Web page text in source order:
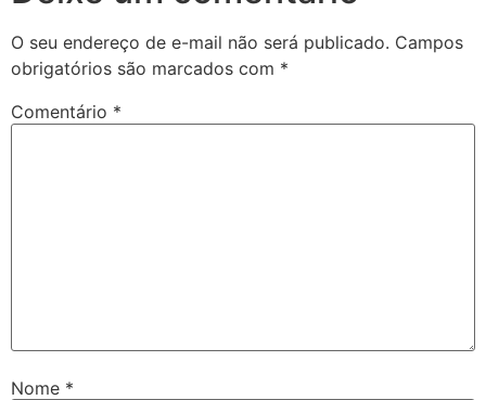
O seu endereço de e-mail não será publicado. Campos
obrigatórios são marcados com *
Comentário *
Nome *